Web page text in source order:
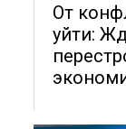
От
уйти: